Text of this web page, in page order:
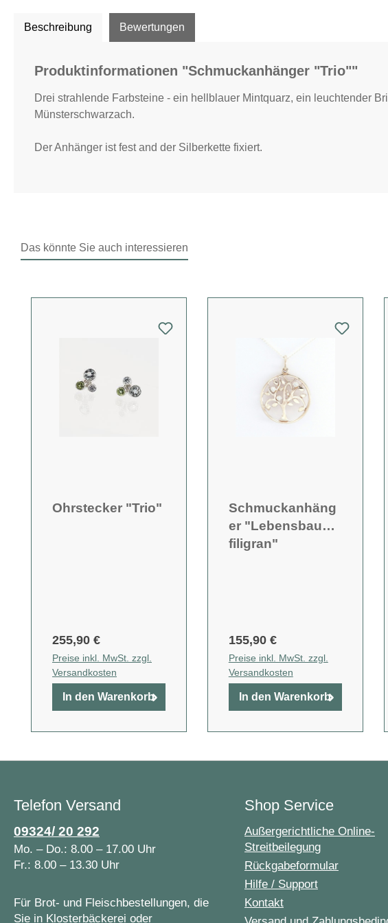
Beschreibung Bewertungen
Produktinformationen "Schmuckanhänger "Trio""
Drei strahlende Farbsteine - ein hellblauer Mintquarz, ein leuchtender
Münsterschwarzach.
Der Anhänger ist fest and der Silberkette fixiert.
Das könnte Sie auch interessieren
Ohrstecker "Trio"
255,90 €
Preise inkl. MwSt. zzgl.
Versandkosten
In den Warenkorb
Schmuckanhäng
er "Lebensbaum
filigran"
155,90 €
Preise inkl. MwSt. zzgl.
Versandkosten
In den Warenkorb
Telefon Versand
09324/ 20 292
Mo. – Do.: 8.00 – 17.00 Uhr
Fr.: 8.00 – 13.30 Uhr
Für Brot- und Fleischbestellungen, die
Sie in Klosterbäckerei oder
Shop Service
Außergerichtliche Online-
Streitbeilegung
Rückgabeformular
Hilfe / Support
Kontakt